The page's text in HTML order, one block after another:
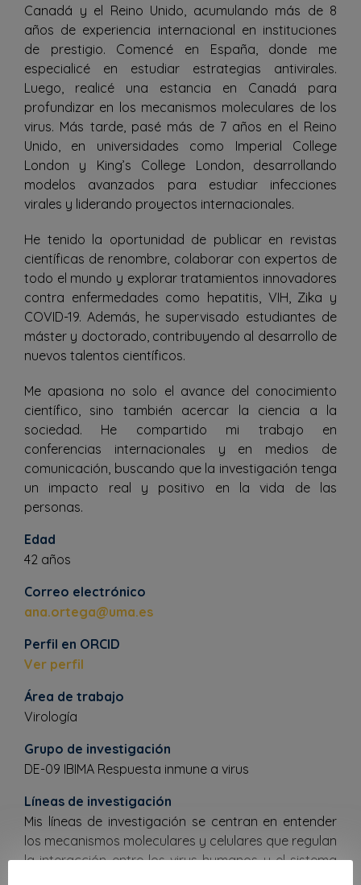
Canadá y el Reino Unido, acumulando más de 8
años de experiencia internacional en instituciones
de prestigio. Comencé en España, donde me
especialicé en estudiar estrategias antivirales.
Luego, realicé una estancia en Canadá para
profundizar en los mecanismos moleculares de los
virus. Más tarde, pasé más de 7 años en el Reino
Unido, en universidades como Imperial College
London y King’s College London, desarrollando
modelos avanzados para estudiar infecciones
virales y liderando proyectos internacionales.
He tenido la oportunidad de publicar en revistas
científicas de renombre, colaborar con expertos de
todo el mundo y explorar tratamientos innovadores
contra enfermedades como hepatitis, VIH, Zika y
COVID-19. Además, he supervisado estudiantes de
máster y doctorado, contribuyendo al desarrollo de
nuevos talentos científicos.
Me apasiona no solo el avance del conocimiento
científico, sino también acercar la ciencia a la
sociedad. He compartido mi trabajo en
conferencias internacionales y en medios de
comunicación, buscando que la investigación tenga
un impacto real y positivo en la vida de las
personas.
Edad
42 años
Correo electrónico
ana.ortega@uma.es
Perfil en ORCID
Ver perfil
Área de trabajo
Virología
Grupo de investigación
DE-09 IBIMA Respuesta inmune a virus
Líneas de investigación
Mis líneas de investigación se centran en entender
los mecanismos moleculares y celulares que regulan
la interacción entre los virus humanos y el sistema